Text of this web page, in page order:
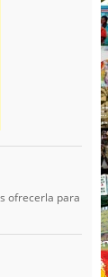
ofrecerla para